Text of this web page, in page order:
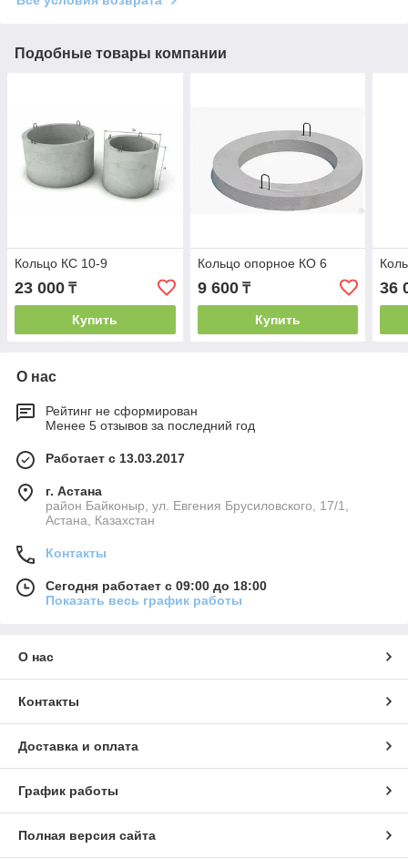
Подобные товары компании
Кольцо КС 10-9
23 000 ₸
Купить
Кольцо опорное КО 6
9 600₸
Купить
36
О нас
Рейтинг не сформирован
Менее 5 отзывов за последний год
Работает с 13.03.2017
г. Астана
район Байконыр, ул. Евгения Брусиловского, 17/1,
Астана, Казахстан
Контакты
Сегодня работает с 09:00 до 18:00
Показать весь график работы
О нас
Контакты
Доставка и оплата
График работы
Полная версия сайта